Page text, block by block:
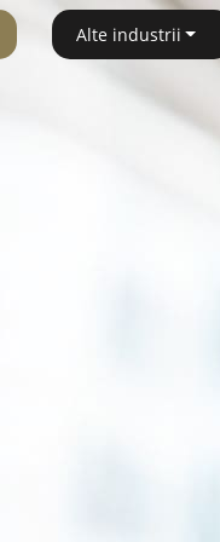
Alte industrii